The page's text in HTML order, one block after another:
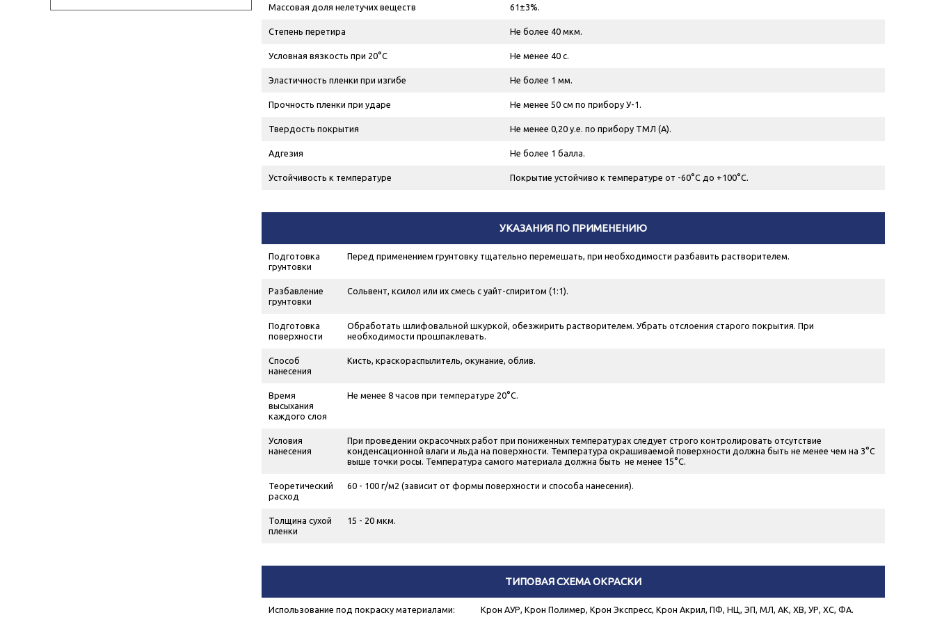
Массовая доля нелетучих веществ 61±3%.
Степень перетира Не более 40 мкм.
Условная вязкость при 20°С Не менее 40 с.
Эластичность пленки при изгибе Не более 1 мм.
Прочность пленки при ударе Не менее 50 см по прибору У-1.
Твердость покрытия Не менее 0,20 у.е. по прибору ТМЛ (А).
Адгезия Не более 1 балла.
Устойчивость к температуре Покрытие устойчиво к температуре от -60°С до +100°С.
УКАЗАНИЯ ПО ПРИМЕНЕНИЮ
Подготовка
грунтовки
Перед применением грунтовку тщательно перемешать, при необходимости разбавить растворителем.
Разбавление
грунтовки
Сольвент, ксилол или их смесь с уайт-спиритом (1:1).
Подготовка
поверхности
Обработать шлифовальной шкуркой, обезжирить растворителем. Убрать отслоения старого покрытия. При
необходимости прошпаклевать.
Способ
нанесения
Кисть, краскораспылитель, окунание, облив.
Время
высыхания
каждого слоя
Не менее 8 часов при температуре 20°С.
Условия
нанесения
При проведении окрасочных работ при пониженных температурах следует строго контролировать отсутствие
конденсационной влаги и льда на поверхности. Температура окрашиваемой поверхности должна быть не менее чем на 3°С
выше точки росы. Температура самого материала должна быть не менее 15°С.
Теоретический
расход
60 - 100 г/м2 (зависит от формы поверхности и способа нанесения).
Толщина сухой
пленки
15 - 20 мкм.
ТИПОВАЯ СХЕМА ОКРАСКИ
Использование под покраску материалами: Крон АУР, Крон Полимер, Крон Экспресс, Крон Акрил, ПФ, НЦ, ЭП, МЛ, АК, ХВ, УР, ХС, ФА.